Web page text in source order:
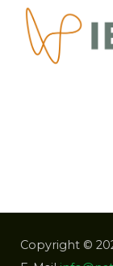
Copyright ©